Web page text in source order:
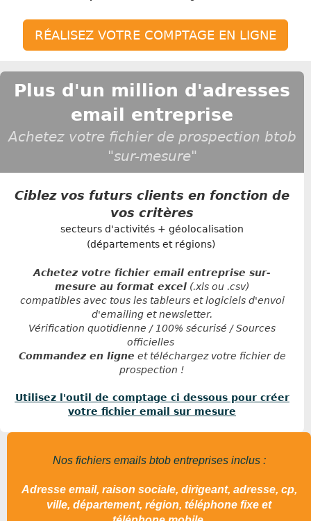
RÉALISEZ VOTRE COMPTAGE EN LIGNE
Plus d'un million d'adresses
email entreprise
Achetez votre fichier de prospection btob
"sur-mesure"
Ciblez vos futurs clients en fonction de
vos critères
secteurs d'activités + géolocalisation
(départements et régions)
Achetez votre fichier email entreprise sur-
mesure au format excel (.xls ou .csv)
compatibles avec tous les tableurs et logiciels d'envoi
d'emailing et newsletter.
Vérification quotidienne / 100% sécurisé / Sources
officielles
Commandez en ligne et téléchargez votre fichier de
prospection !
Utilisez l'outil de comptage ci dessous pour créer
votre fichier email sur mesure
Nos fichiers emails btob entreprises inclus :
Adresse email, raison sociale, dirigeant, adresse, cp,
ville, département, région, téléphone fixe et